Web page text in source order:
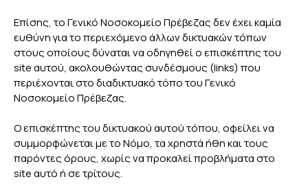
Επίσης, το Γενικό Νοσοκομείο Πρέβεζας δεν έχει καμία
ευθύνη για το περιεχόμενο άλλων δικτυακών τόπων
στους οποίους δύναται να οδηγηθεί ο επισκέπτης του
site αυτού, ακολουθώντας συνδέσμους (links) που
περιέχονται στο διαδικτυακό τόπο του Γενικό
Νοσοκομείο Πρέβεζας.
Ο επισκέπτης του δικτυακού αυτού τόπου, οφείλει να
συμμορφώνεται με το Νόμο, τα χρηστά ήθη και τους
παρόντες όρους, χωρίς να προκαλεί προβλήματα στο
site αυτό ή σε τρίτους.